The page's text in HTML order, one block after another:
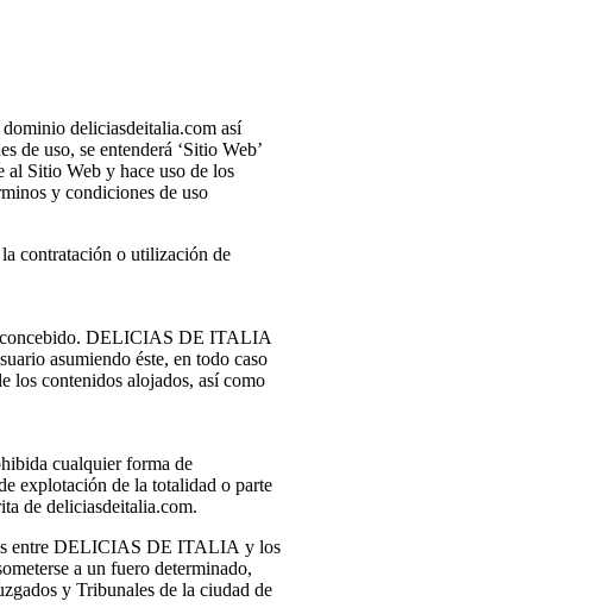
deliciasdeitalia.com así
de uso, se entenderá ‘Sitio Web’
al Sitio Web y hace uso de los
y condiciones de uso
contratación o utilización de
concebido. DELICIAS DE ITALIA
asumiendo éste, en todo caso
los contenidos alojados, así como
cualquier forma de
explotación de la totalidad o parte
de deliciasdeitalia.com.
entre DELICIAS DE ITALIA y los
a un fuero determinado,
y Tribunales de la ciudad de